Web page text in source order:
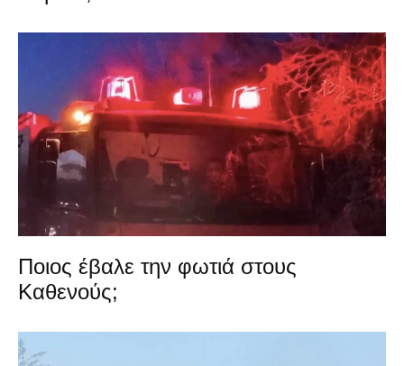
Ποιος έβαλε την φωτιά στους
Καθενούς;